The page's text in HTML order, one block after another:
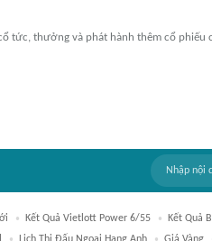
tức, thưởng và phát hành thêm cổ phiếu
Kết Quả Vietlott Power 6/55 Kết Quả